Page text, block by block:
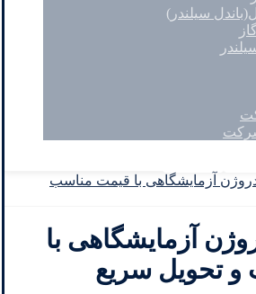
سیلندر)
آزمایشگاهی با قیمت مناسب
آزمایشگاهی با
تحویل سریع